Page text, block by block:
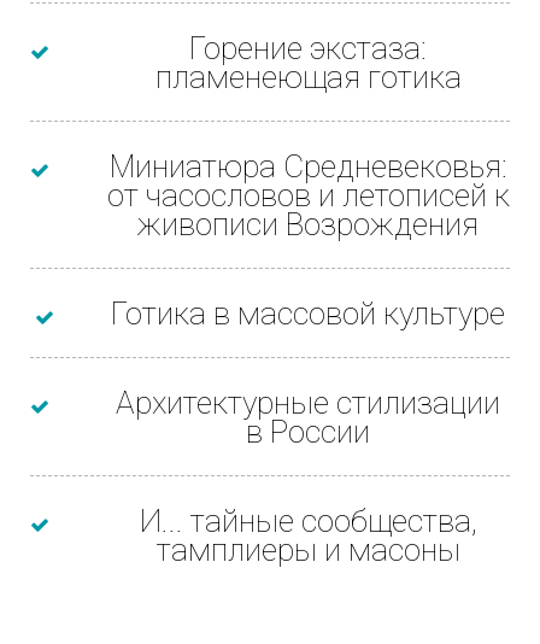
Горение экстаза:
пламенеющая готика
Миниатюра Средневековья:
от часословов и летописей к
живописи Возрождения
Готика в массовой культуре
Архитектурные стилизации
в России
И... тайные сообщества,
тамплиеры и масоны